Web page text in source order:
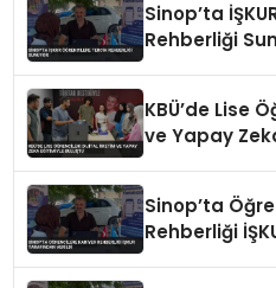
Sinop’ta
Rehberliği
KBÜ’de Lise
ve Yapay
Sinop’ta
Rehberliği